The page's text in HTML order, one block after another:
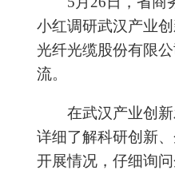
小红调研武汉产业
光纤光缆股份有限
流。
在武汉产业创新
详细了解科研创新
开展情况，仔细询